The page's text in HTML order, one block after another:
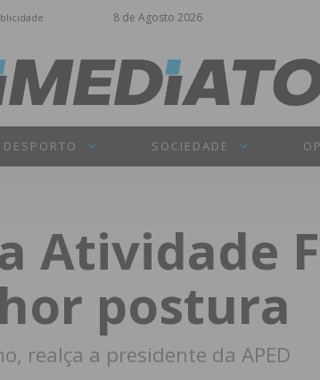
8 de Agosto 2026
DESPORTO SOCIEDADE
Atividade
postura
realça a presidente da APED